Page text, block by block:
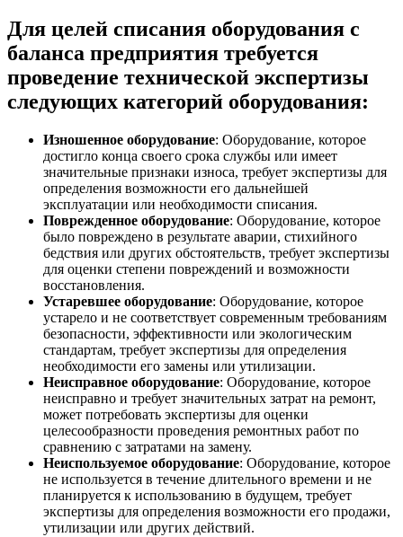
Для целей списания оборудования с
баланса предприятия требуется
проведение технической экспертизы
следующих категорий оборудования:
Изношенное оборудование: Оборудование, которое
достигло конца своего срока службы или имеет
значительные признаки износа, требует экспертизы для
определения возможности его дальнейшей
эксплуатации или необходимости списания.
Поврежденное оборудование: Оборудование, которое
было повреждено в результате аварии, стихийного
бедствия или других обстоятельств, требует экспертизы
для оценки степени повреждений и возможности
восстановления.
Устаревшее оборудование: Оборудование, которое
устарело и не соответствует современным требованиям
безопасности, эффективности или экологическим
стандартам, требует экспертизы для определения
необходимости его замены или утилизации.
Неисправное оборудование: Оборудование, которое
неисправно и требует значительных затрат на ремонт,
может потребовать экспертизы для оценки
целесообразности проведения ремонтных работ по
сравнению с затратами на замену.
Неиспользуемое оборудование: Оборудование, которое
не используется в течение длительного времени и не
планируется к использованию в будущем, требует
экспертизы для определения возможности его продажи,
утилизации или других действий.